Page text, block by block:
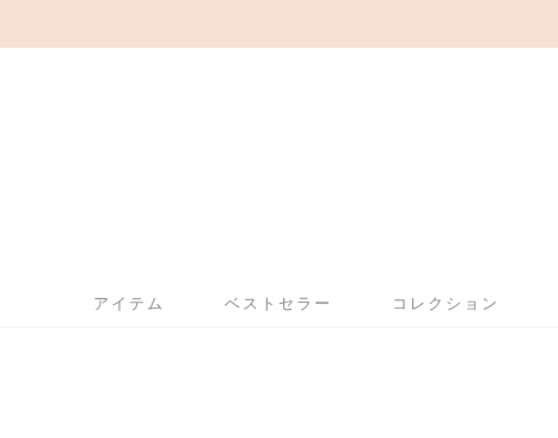
アイテム ベストセラー コレクション